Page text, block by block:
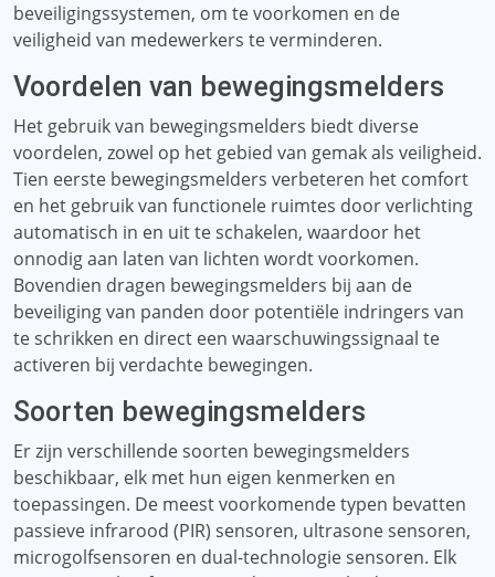
beveiligingssystemen, om te voorkomen en de
veiligheid van medewerkers te verminderen.
Voordelen van bewegingsmelders
Het gebruik van bewegingsmelders biedt diverse
voordelen, zowel op het gebied van gemak als veiligheid.
Tien eerste bewegingsmelders verbeteren het comfort
en het gebruik van functionele ruimtes door verlichting
automatisch in en uit te schakelen, waardoor het
onnodig aan laten van lichten wordt voorkomen.
Bovendien dragen bewegingsmelders bij aan de
beveiliging van panden door potentiële indringers van
te schrikken en direct een waarschuwingssignaal te
activeren bij verdachte bewegingen.
Soorten bewegingsmelders
Er zijn verschillende soorten bewegingsmelders
beschikbaar, elk met hun eigen kenmerken en
toepassingen. De meest voorkomende typen bevatten
passieve infrarood (PIR) sensoren, ultrasone sensoren,
microgolfsensoren en dual-technologie sensoren. Elk